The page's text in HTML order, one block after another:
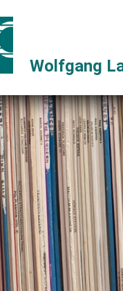
Wolfgang